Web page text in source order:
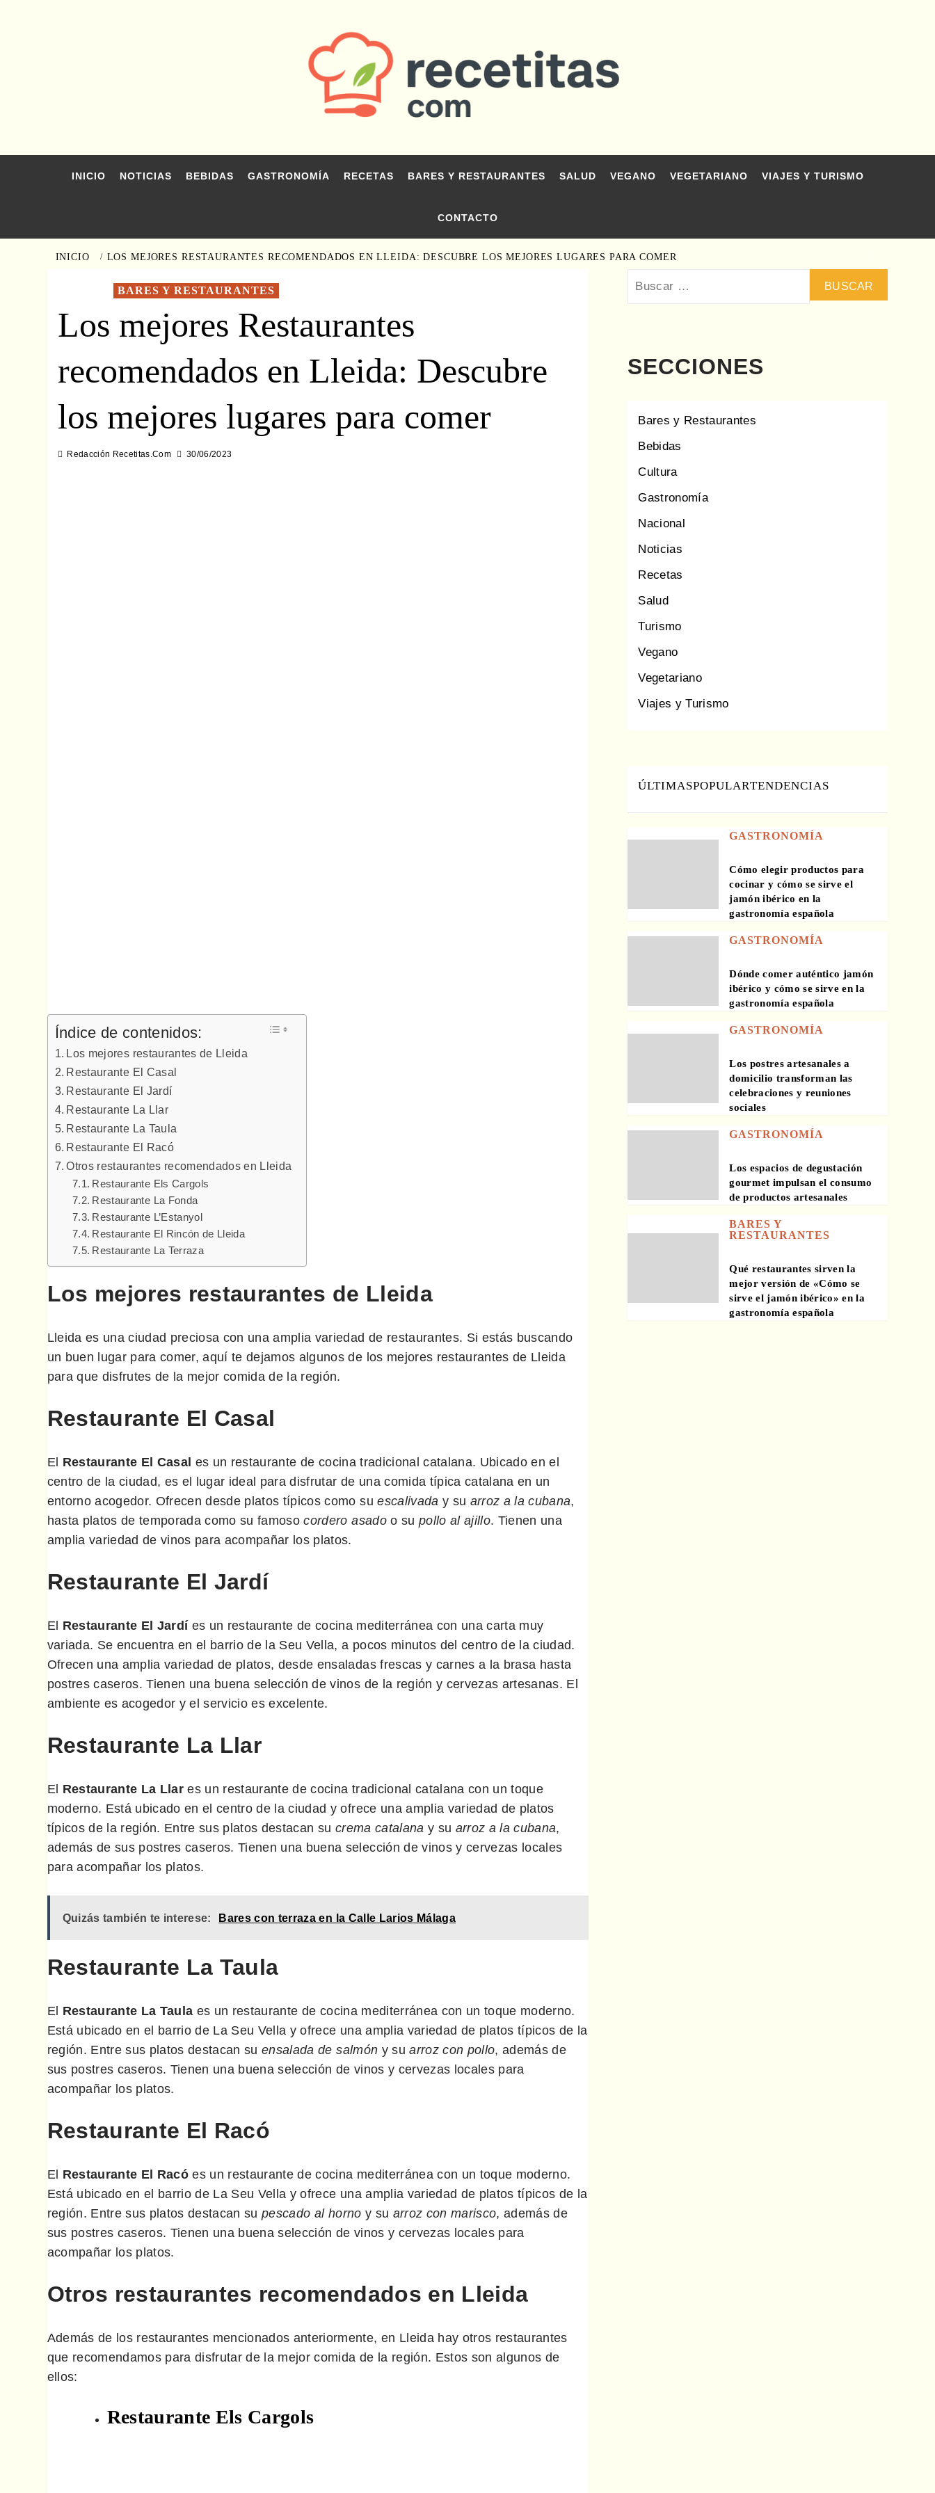
INICIO NOTICIAS BEBIDAS GASTRONOMÍA RECETAS BARES Y RESTAURANTES SALUD VEGANO VEGETARIANO VIAJES Y TURISMO
CONTACTO
INICIO LOS MEJORES RESTAURANTES RECOMENDADOS EN LLEIDA: DESCUBRE LOS MEJORES LUGARES PARA COMER
BARES Y RESTAURANTES
Los mejores Restaurantes
recomendados en Lleida: Descubre
los mejores lugares para comer
Redacción Recetitas.Com 30/06/2023
Índice de contenidos:
Los mejores restaurantes de Lleida
Restaurante El Casal
Restaurante El Jardí
Restaurante La Llar
Restaurante La Taula
Restaurante El Racó
Otros restaurantes recomendados en Lleida
Restaurante Els Cargols
Restaurante La Fonda
Restaurante L’Estanyol
Restaurante El Rincón de Lleida
Restaurante La Terraza
Los mejores restaurantes de Lleida
Lleida es una ciudad preciosa con una amplia variedad de restaurantes. Si estás buscando
un buen lugar para comer, aquí te dejamos algunos de los mejores restaurantes de Lleida
para que disfrutes de la mejor comida de la región.
Restaurante El Casal
El Restaurante El Casal es un restaurante de cocina tradicional catalana. Ubicado en el
centro de la ciudad, es el lugar ideal para disfrutar de una comida típica catalana en un
entorno acogedor. Ofrecen desde platos típicos como suescalivada y su arroz a la cubana,
hasta platos de temporada como su famosocordero asadoo su pollo al ajillo. Tienen una
amplia variedad de vinos para acompañar los platos.
Restaurante El Jardí
El Restaurante El Jardí es un restaurante de cocina mediterránea con una carta muy
variada. Se encuentra en el barrio de la Seu Vella, a pocos minutos del centro de la ciudad.
Ofrecen una amplia variedad de platos, desde ensaladas frescas y carnes a la brasa hasta
postres caseros. Tienen una buena selección de vinos de la región y cervezas artesanas. El
ambiente es acogedor y el servicio es excelente.
Restaurante La Llar
El Restaurante La Llar es un restaurante de cocina tradicional catalana con un toque
moderno. Está ubicado en el centro de la ciudad y ofrece una amplia variedad de platos
típicos de la región. Entre sus platos destacan su crema catalana y su arroz a la cubana,
además de sus postres caseros. Tienen una buena selección de vinos y cervezas locales
para acompañar los platos.
Quizás también te interese: Bares con terraza en la Calle Larios Málaga
Restaurante La Taula
El Restaurante La Taula es un restaurante de cocina mediterránea con un toque moderno.
Está ubicado en el barrio de La Seu Vella y ofrece una amplia variedad de platos típicos de la
región. Entre sus platos destacan suensalada de salmón y suarroz con pollo, además de
sus postres caseros. Tienen una buena selección de vinos y cervezas locales para
acompañar los platos.
Restaurante El Racó
El Restaurante El Racó es un restaurante de cocina mediterránea con un toque moderno.
Está ubicado en el barrio de La Seu Vella y ofrece una amplia variedad de platos típicos de la
región. Entre sus platos destacan supescado al horno y su arroz con marisco, además de
sus postres caseros. Tienen una buena selección de vinos y cervezas locales para
acompañar los platos.
Otros restaurantes recomendados en Lleida
Además de los restaurantes mencionados anteriormente, en Lleida hay otros restaurantes
que recomendamos para disfrutar de la mejor comida de la región. Estos son algunos de
ellos:
Restaurante Els Cargols
SECCIONES
Bares y Restaurantes
Bebidas
Cultura
Gastronomía
Nacional
Noticias
Recetas
Salud
Turismo
Vegano
Vegetariano
Viajes y Turismo
ÚLTIMASPOPULARTENDENCIAS
GASTRONOMÍA
Cómo elegir productos para
cocinar y cómo se sirve el
jamón ibérico en la
gastronomía española
GASTRONOMÍA
Dónde comer auténtico jamón
ibérico y cómo se sirve en la
gastronomía española
GASTRONOMÍA
Los postres artesanales a
domicilio transforman las
celebraciones y reuniones
sociales
GASTRONOMÍA
Los espacios de degustación
gourmet impulsan el consumo
de productos artesanales
BARES Y
RESTAURANTES
Qué restaurantes sirven la
mejor versión de «Cómo se
sirve el jamón ibérico» en la
gastronomía española